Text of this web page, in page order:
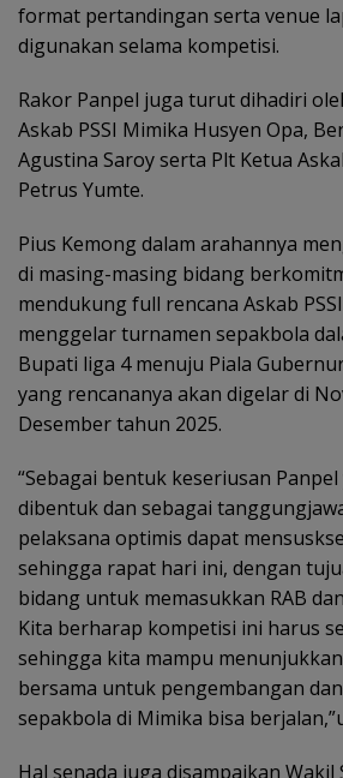
format pertandingan serta venue
digunakan selama kompetisi.
Rakor Panpel juga turut dihadiri
Askab PSSI Mimika Husyen Opa,
Agustina Saroy serta Plt Ketua
Petrus Yumte.
Pius Kemong dalam arahannya
di masing-masing bidang
mendukung full rencana Askab
menggelar turnamen sepakbola
Bupati liga 4 menuju Piala
yang rencananya akan digelar di
Desember tahun 2025.
“Sebagai bentuk keseriusan
dibentuk dan sebagai
pelaksana optimis dapat
sehingga rapat hari ini, dengan
bidang untuk memasukkan RAB
Kita berharap kompetisi ini harus
sehingga kita mampu
bersama untuk pengembangan
sepakbola di Mimika bisa
Hal senada juga disampaikan Wakil